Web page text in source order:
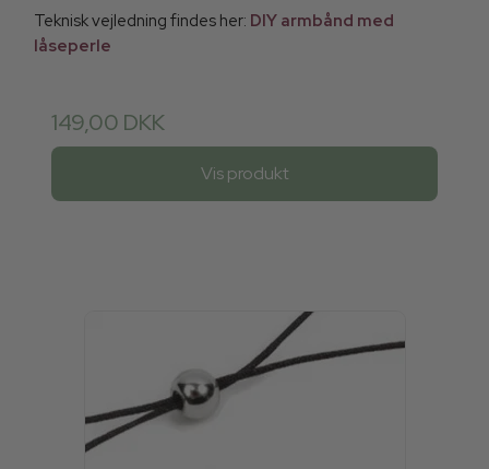
Teknisk vejledning findes her: DIY armbånd med
låseperle
149,00 DKK
Vis produkt